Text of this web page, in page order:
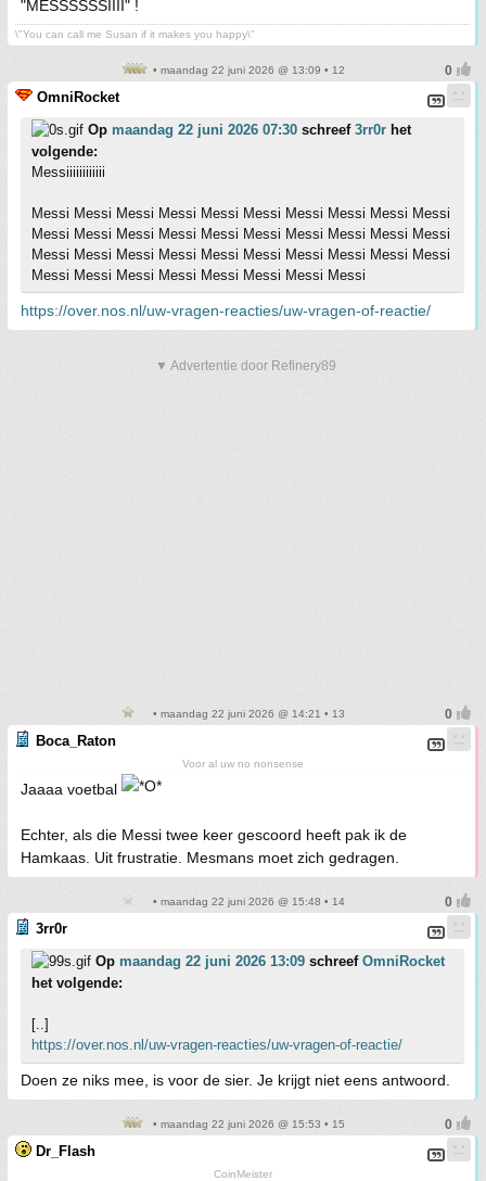
"MESSSSSSIIII" !
\"You can call me Susan if it makes you happy\"
• maandag 22 juni 2026 @ 13:09 • 12
OmniRocket
Op maandag 22 juni 2026 07:30 schreef 3rr0r het
volgende:
Messiiiiiiiiiiii
Messi Messi Messi Messi Messi Messi Messi Messi Messi Messi
Messi Messi Messi Messi Messi Messi Messi Messi Messi Messi
Messi Messi Messi Messi Messi Messi Messi Messi Messi Messi
Messi Messi Messi Messi Messi Messi Messi Messi
https://over.nos.nl/uw-vragen-reacties/uw-vragen-of-reactie/
▼ Advertentie door Refinery89
• maandag 22 juni 2026 @ 14:21 • 13
Boca_Raton
Voor al uw no nonsense
Jaaaa voetbal
Echter, als die Messi twee keer gescoord heeft pak ik de
Hamkaas. Uit frustratie. Mesmans moet zich gedragen.
• maandag 22 juni 2026 @ 15:48 • 14
3rr0r
Op maandag 22 juni 2026 13:09 schreef OmniRocket
het volgende:
[..]
https://over.nos.nl/uw-vragen-reacties/uw-vragen-of-reactie/
Doen ze niks mee, is voor de sier. Je krijgt niet eens antwoord.
• maandag 22 juni 2026 @ 15:53 • 15
Dr_Flash
CoinMeister